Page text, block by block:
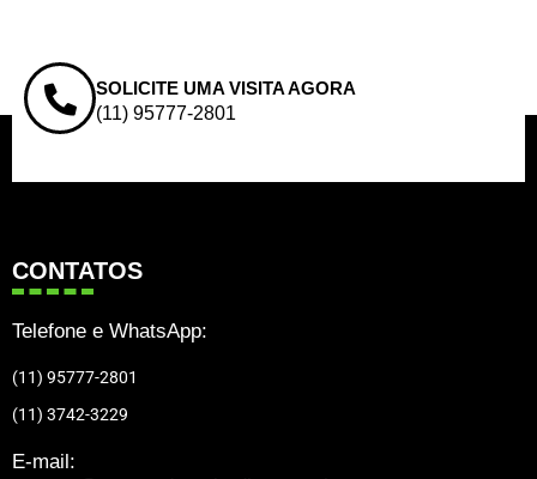
SOLICITE UMA VISITA AGORA
(11) 95777-2801
CONTATOS
Telefone e WhatsApp:
(11) 95777-2801
(11) 3742-3229
E-mail: